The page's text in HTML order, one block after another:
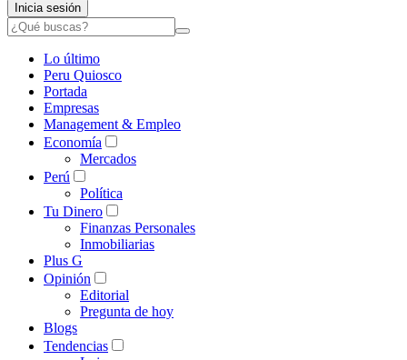
Inicia sesión
Lo último
Peru Quiosco
Portada
Empresas
Management & Empleo
Economía
Mercados
Perú
Política
Tu Dinero
Finanzas Personales
Inmobiliarias
Plus G
Opinión
Editorial
Pregunta de hoy
Blogs
Tendencias